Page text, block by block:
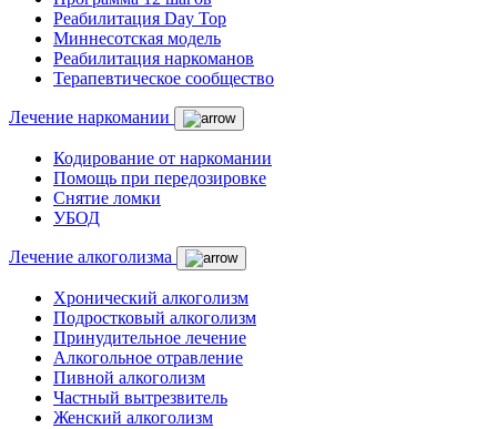
Реабилитация Day Top
Миннесотская модель
Реабилитация наркоманов
Терапевтическое сообщество
Лечение наркомании
Кодирование от наркомании
Помощь при передозировке
Снятие ломки
УБОД
Лечение алкоголизма
Хронический алкоголизм
Подростковый алкоголизм
Принудительное лечение
Алкогольное отравление
Пивной алкоголизм
Частный вытрезвитель
Женский алкоголизм